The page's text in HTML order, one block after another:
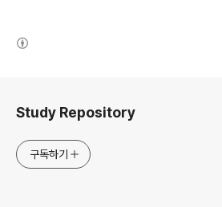
Study Repository
구독하기